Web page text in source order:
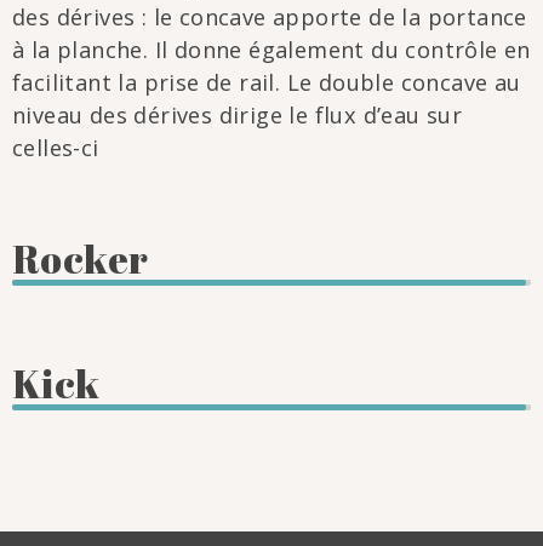
des dérives : le concave apporte de la portance
à la planche. Il donne également du contrôle en
facilitant la prise de rail. Le double concave au
niveau des dérives dirige le flux d’eau sur
celles-ci
Rocker
Kick